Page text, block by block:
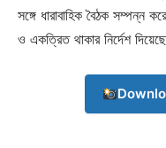
সঙ্গে ধারাবাহিক বৈঠক সম্পন্ন
ও একত্রিত থাকার নির্দেশ